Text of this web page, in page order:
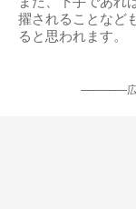
擢されることなど
ると思われます。